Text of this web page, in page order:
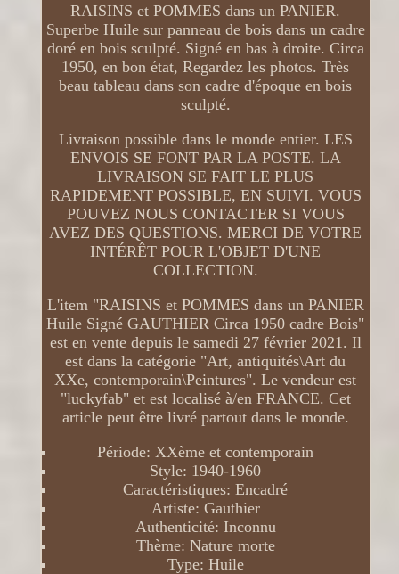
RAISINS et POMMES dans un PANIER.
Superbe Huile sur panneau de bois dans un cadre
doré en bois sculpté. Signé en bas à droite. Circa
1950, en bon état, Regardez les photos. Très
beau tableau dans son cadre d'époque en bois
sculpté.
Livraison possible dans le monde entier. LES
ENVOIS SE FONT PAR LA POSTE. LA
LIVRAISON SE FAIT LE PLUS
RAPIDEMENT POSSIBLE, EN SUIVI. VOUS
POUVEZ NOUS CONTACTER SI VOUS
AVEZ DES QUESTIONS. MERCI DE VOTRE
INTÉRÊT POUR L'OBJET D'UNE
COLLECTION.
L'item "RAISINS et POMMES dans un PANIER
Huile Signé GAUTHIER Circa 1950 cadre Bois"
est en vente depuis le samedi 27 février 2021. Il
est dans la catégorie "Art, antiquités\Art du
XXe, contemporain\Peintures". Le vendeur est
"luckyfab" et est localisé à/en FRANCE. Cet
article peut être livré partout dans le monde.
Période: XXème et contemporain
Style: 1940-1960
Caractéristiques: Encadré
Artiste: Gauthier
Authenticité: Inconnu
Thème: Nature morte
Type: Huile